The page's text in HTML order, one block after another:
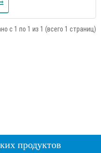
с 1 по 1 из 1 (всего 1 страниц)
продуктов